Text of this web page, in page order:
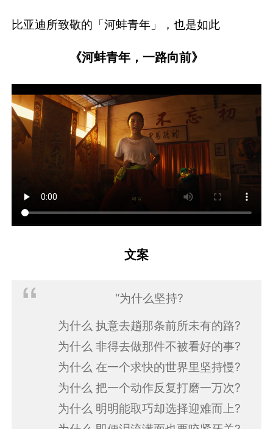
比亚迪所致敬的「河蚌青年」，也是如此
《河蚌青年，一路向前》
文案
“为什么坚持?
为什么 执意去趟那条前所未有的路?
为什么 非得去做那件不被看好的事?
为什么 在一个求快的世界里坚持慢?
为什么 把一个动作反复打磨一万次?
为什么 明明能取巧却选择迎难而上?